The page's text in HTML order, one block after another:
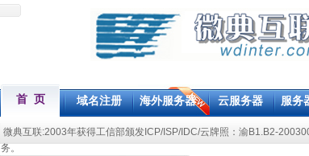
首 页 域名注册 海外服务器 云服务器 服务
微典互联:2003年获得工信部颁发ICP/ISP/IDC/云牌照：渝B1.B2-
务。